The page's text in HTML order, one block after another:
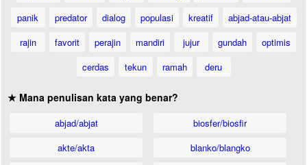
panik
predator dialog populasi kreatif
abjad-atau-abjat
rajin
favorit perajin mandiri jujur gundah
optimis
cerdas
tekun ramah deru
★ Mana penulisan kata yang benar?
abjad/abjat
akte/akta
biosfer/biosfir
blanko/blangko